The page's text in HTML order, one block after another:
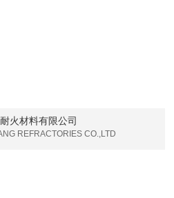
火材料有限公司
REFRACTORIES CO.,LTD